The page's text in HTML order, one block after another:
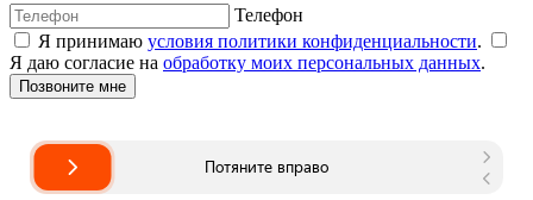
Телефон
Я принимаю условия политики конфиденциальности.
Я даю согласие на обработку моих персональных данных.